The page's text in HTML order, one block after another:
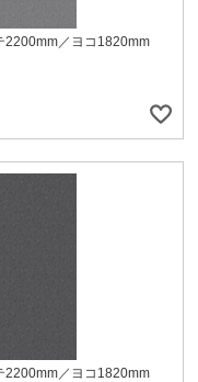
2200mm／ヨコ1820mm
2200mm／ヨコ1820mm